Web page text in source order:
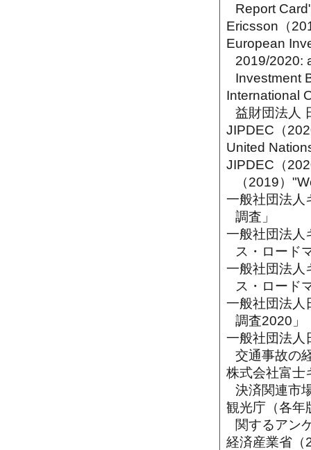
Report
Ericsson（
European
2019/2020:
Investment
International
益財団法人
JIPDEC（
United
JIPDEC（
（2019）
一般社団法人
調査」
一般社団法人
ス・ロード
一般社団法人
ス・ロード
一般社団法人
調査2020」
一般社団法人
交通事故の
株式会社富士
決済関連市
観光庁（各年
関するアン
経済産業省（